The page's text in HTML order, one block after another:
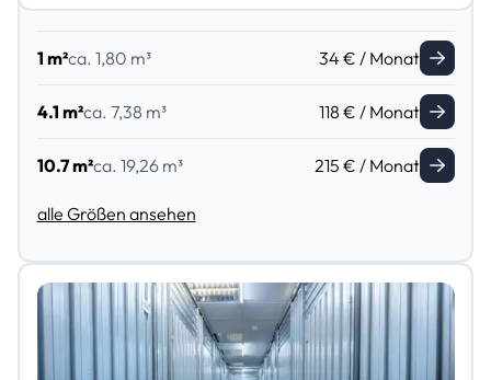
1 m²ca. 1,80 m³ 34 € / Monat
4.1 m²ca. 7,38 m³ 118 € / Monat
10.7 m²ca. 19,26 m³ 215 € / Monat
alle Größen ansehen